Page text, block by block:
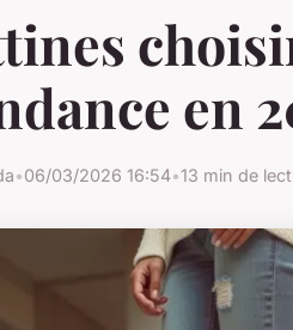
en
•06/03/2026 16:54•13 min de